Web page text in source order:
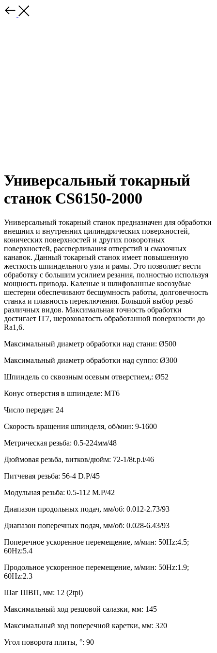
Универсальный токарный
станок CS6150-2000
Универсальный токарный станок предназначен для обработки
внешних и внутренних цилиндрических поверхностей,
конических поверхностей и других поворотных
поверхностей, рассверливания отверстий и смазочных
канавок. Данный токарный станок имеет повышенную
жесткость шпиндельного узла и рамы. Это позволяет вести
обработку с большим усилием резания, полностью используя
мощность привода. Каленые и шлифованные косозубые
шестерни обеспечивают бесшумность работы, долговечность
станка и плавность переключения. Большой выбор резьб
различных видов. Максимальная точность обработки
достигает IT7, шероховатость обработанной поверхности до
Ra1,6.
Максимальный диаметр обработки над стани: Ø500
Максимальный диаметр обработки над суппо: Ø300
Шпиндель со сквозным осевым отверстием,: Ø52
Конус отверстия в шпинделе: MT6
Число передач: 24
Скорость вращения шпинделя, об/мин: 9-1600
Метрическая резьба: 0.5-224мм/48
Дюймовая резьба, витков/дюйм: 72-1/8t.p.i/46
Питчевая резьба: 56-4 D.P/45
Модульная резьба: 0.5-112 M.P/42
Диапазон продольных подач, мм/об: 0.012-2.73/93
Диапазон поперечных подач, мм/об: 0.028-6.43/93
Поперечное ускоренное перемещение, м/мин: 50Hz:4.5;
60Hz:5.4
Продольное ускоренное перемещение, м/мин: 50Hz:1.9;
60Hz:2.3
Шаг ШВП, мм: 12 (2tpi)
Максимальный ход резцовой салазки, мм: 145
Максимальный ход поперечной каретки, мм: 320
Угол поворота плиты, °: 90